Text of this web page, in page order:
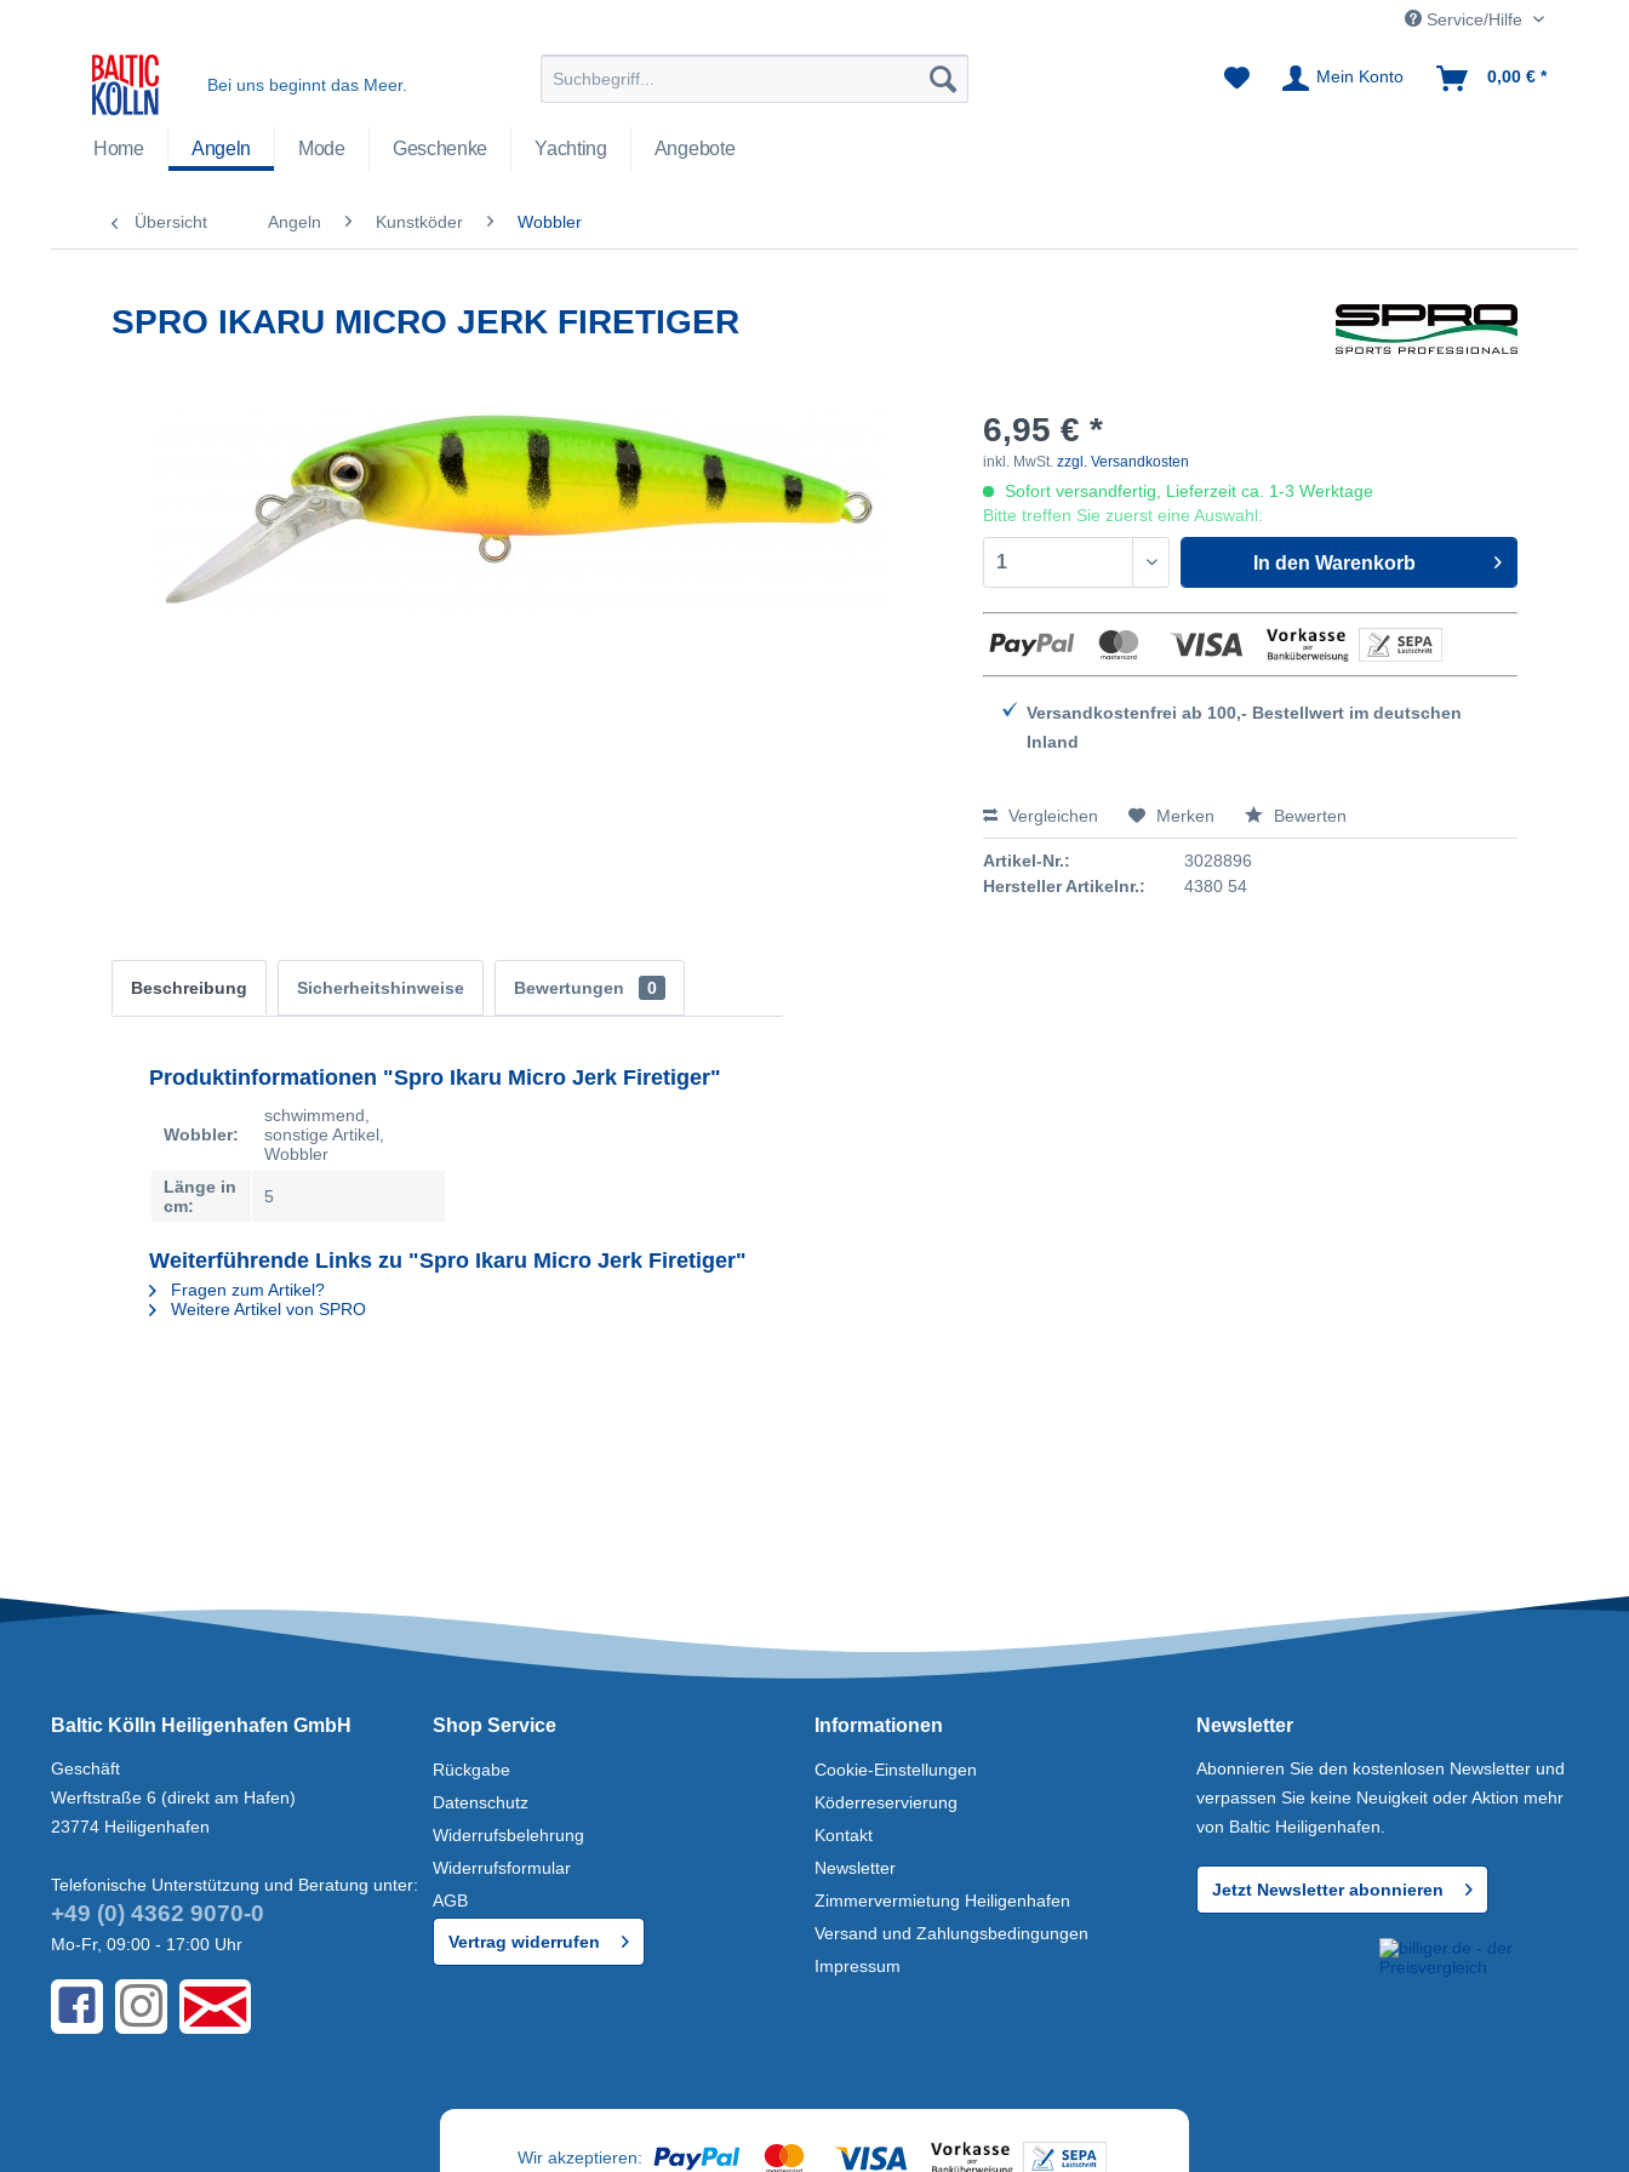
Service/Hilfe
Bei uns beginnt das Meer. Mein Konto 0,00 € *
Home Angeln Mode Geschenke Yachting Angebote
Übersicht Angeln Kunstköder Wobbler
SPRO IKARU MICRO JERK FIRETIGER
6,95 € *
inkl. MwSt.zzgl. Versandkosten
Sofort versandfertig, Lieferzeit ca. 1-3 Werktage
Bitte treffen Sie zuerst eine Auswahl:
In den Warenkorb
Versandkostenfrei ab 100,- Bestellwert im deutschen
Inland
Vergleichen Merken Bewerten
Artikel-Nr.:
3028896
Hersteller Artikelnr.:
4380 54
Beschreibung Sicherheitshinweise Bewertungen 0
Produktinformationen "Spro Ikaru Micro Jerk Firetiger"
Wobbler:
schwimmend,
sonstige Artikel,
Wobbler
Länge in
cm:
5
Weiterführende Links zu "Spro Ikaru Micro Jerk Firetiger"
Fragen zum Artikel?
Weitere Artikel von SPRO
Baltic Kölln Heiligenhafen GmbH
Geschäft
Werftstraße 6 (direkt am Hafen)
23774 Heiligenhafen
Telefonische Unterstützung und Beratung unter:
+49 (0) 4362 9070-0
Mo-Fr, 09:00 - 17:00 Uhr
Shop Service
Rückgabe
Datenschutz
Widerrufsbelehrung
Widerrufsformular
AGB
Vertrag widerrufen
Informationen
Cookie-Einstellungen
Köderreservierung
Kontakt
Newsletter
Zimmervermietung Heiligenhafen
Versand und Zahlungsbedingungen
Impressum
Newsletter
Abonnieren Sie den kostenlosen Newsletter und
verpassen Sie keine Neuigkeit oder Aktion mehr
von Baltic Heiligenhafen.
Jetzt Newsletter abonnieren